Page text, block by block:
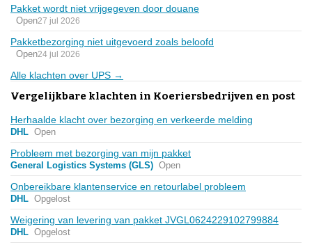
Pakket wordt niet vrijgegeven door douane
Open27 jul 2026
Pakketbezorging niet uitgevoerd zoals beloofd
Open24 jul 2026
Alle klachten over UPS →
Vergelijkbare klachten in Koeriersbedrijven en post
Herhaalde klacht over bezorging en verkeerde melding
DHL Open
Probleem met bezorging van mijn pakket
General Logistics Systems (GLS) Open
Onbereikbare klantenservice en retourlabel probleem
DHL Opgelost
Weigering van levering van pakket JVGL0624229102799884
DHL Opgelost